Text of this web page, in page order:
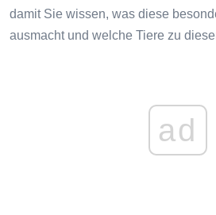
damit Sie wissen, was diese
ausmacht und welche Tiere zu
ad